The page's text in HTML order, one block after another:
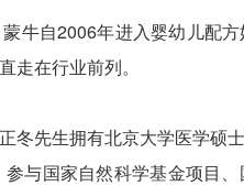
牛自2006年进入婴幼儿配
走在行业前列。
冬先生拥有北京大学医学硕
与国家自然科学基金项目